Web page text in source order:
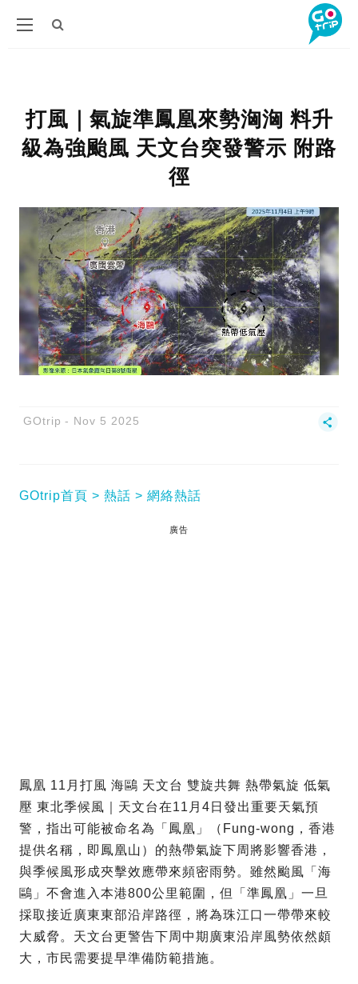
打風｜氣旋準鳳凰來勢洶洶 料升
級為強颱風 天文台突發警示 附路
徑
GOtrip Nov 5 2025
GOtrip首頁 熱話 網絡熱話
廣告
鳳凰 11月打風 海鷗 天文台 雙旋共舞 熱帶氣旋 低氣
壓 東北季候風｜天文台在11月4日發出重要天氣預
警，指出可能被命名為「鳳凰」（Fung-wong，香港
提供名稱，即鳳凰山）的熱帶氣旋下周將影響香港，
與季候風形成夾擊效應帶來頻密雨勢。雖然颱風「海
鷗」不會進入本港800公里範圍，但「準鳳凰」一旦
採取接近廣東東部沿岸路徑，將為珠江口一帶帶來較
大威脅。天文台更警告下周中期廣東沿岸風勢依然頗
大，市民需要提早準備防範措施。